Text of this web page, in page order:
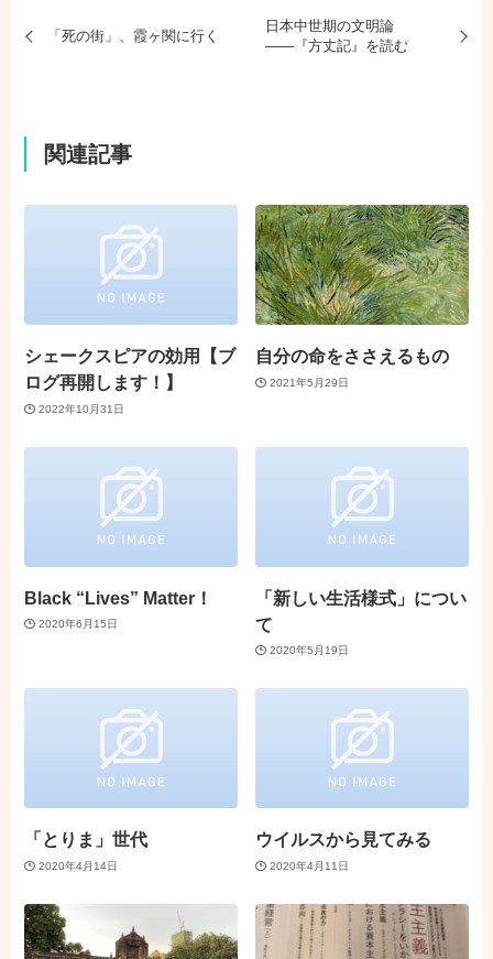
「死の街」、霞ヶ関に行く
日本中世期の文明論
――『方丈記』を読む
関連記事
シェークスピアの効用【ブ
ログ再開します！】
2022年10月31日
自分の命をささえるもの
2021年5月29日
Black “Lives” Matter！
2020年6月15日
「新しい生活様式」につい
て
2020年5月19日
「とりま」世代
2020年4月14日
ウイルスから見てみる
2020年4月11日